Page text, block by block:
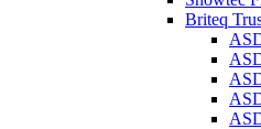
Briteq